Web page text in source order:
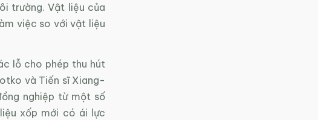
trường. Vật liệu của
việc so với vật liệu
lỗ cho phép thu hút
và Tiến sĩ Xiang-
nghiệp từ một số
xốp mới có ái lực